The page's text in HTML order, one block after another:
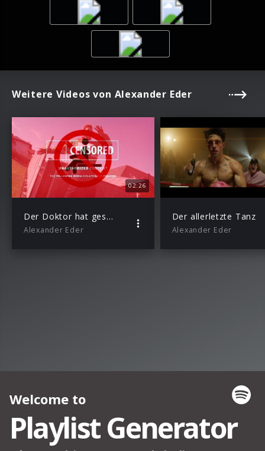
Weitere Videos von Alexander Eder
02:26
Der Doktor hat gesagt
Alexander Eder
Der allerletzte Tanz
Alexander Eder